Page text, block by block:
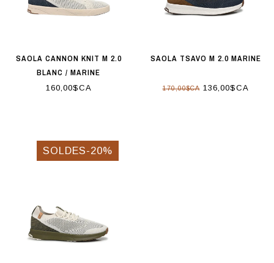
SAOLA CANNON KNIT M 2.0
BLANC / MARINE
160,00$CA
SAOLA TSAVO M 2.0 MARINE
170,00$CA136,00$CA
SOLDES-20%